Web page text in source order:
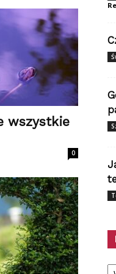
wszystkie
0